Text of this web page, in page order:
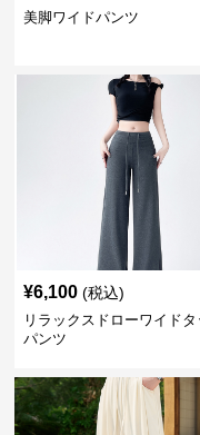
美脚ワイドパンツ
¥6,100 (税込)
リラックスドローワイドタ
パンツ